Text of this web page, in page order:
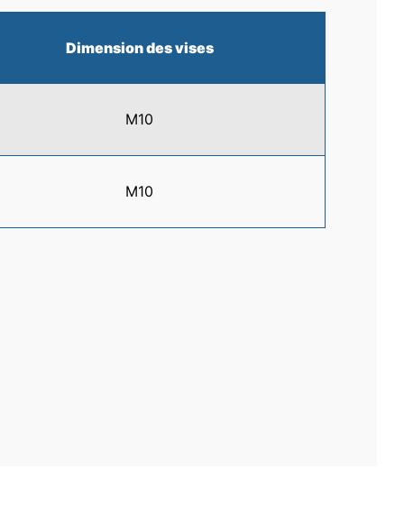
Dimension des vises
M10
M10